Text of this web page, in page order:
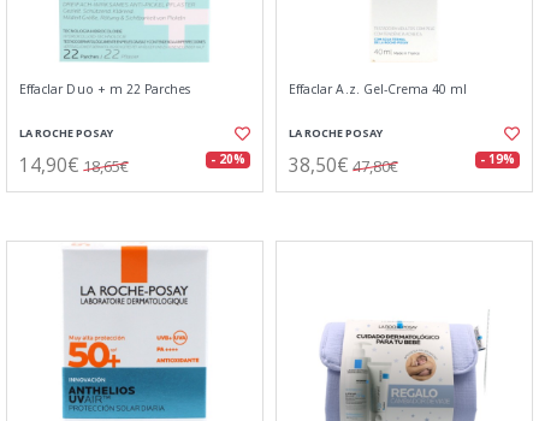
Effaclar Duo + m 22 Parches
LA ROCHE POSAY
14,90€ 18,65€ - 20%
Effaclar A.z. Gel-Crema 40 ml
LA ROCHE POSAY
38,50€ 47,80€ - 19%